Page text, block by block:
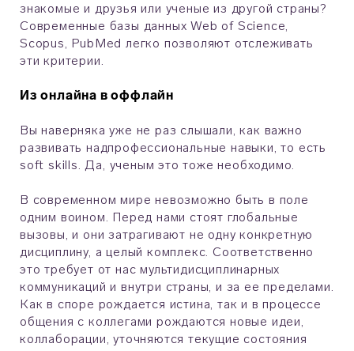
знакомые и друзья или ученые из другой страны?
Современные базы данных Web of Science,
Scopus, PubMed легко позволяют отслеживать
эти критерии.
Из онлайна в оффлайн
Вы наверняка уже не раз слышали, как важно
развивать надпрофессиональные навыки, то есть
soft skills. Да, ученым это тоже необходимо.
В современном мире невозможно быть в поле
одним воином. Перед нами стоят глобальные
вызовы, и они затрагивают не одну конкретную
дисциплину, а целый комплекс. Соответственно
это требует от нас мультидисциплинарных
коммуникаций и внутри страны, и за ее пределами.
Как в споре рождается истина, так и в процессе
общения с коллегами рождаются новые идеи,
коллаборации, уточняются текущие состояния